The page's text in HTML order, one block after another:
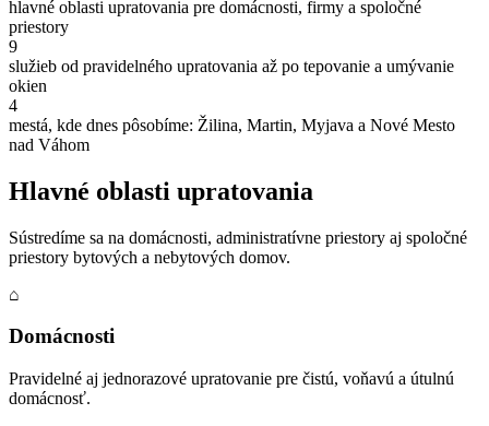
hlavné oblasti upratovania pre domácnosti, firmy a spoločné
priestory
9
služieb od pravidelného upratovania až po tepovanie a umývanie
okien
4
mestá, kde dnes pôsobíme: Žilina, Martin, Myjava a Nové Mesto
nad Váhom
Hlavné oblasti upratovania
Sústredíme sa na domácnosti, administratívne priestory aj spoločné
priestory bytových a nebytových domov.
⌂
Domácnosti
Pravidelné aj jednorazové upratovanie pre čistú, voňavú a útulnú
domácnosť.